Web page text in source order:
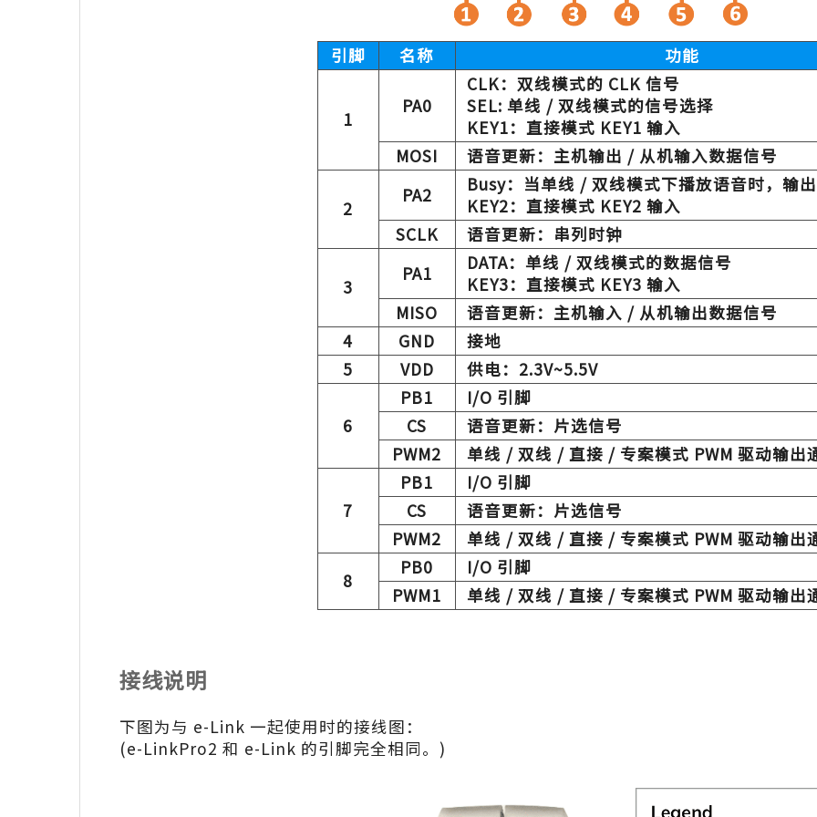
引脚 名称 功能
1
PA0
CLK：双线模式的 CLK 信号
SEL: 单线 / 双线模式的信号选择
KEY1：直接模式 KEY1 输入
MOSI
语音更新：主机输出 / 从机输入数据信号
2
PA2
Busy：当单线 / 双线模式下播放语音时，输
KEY2：直接模式 KEY2 输入
SCLK
语音更新：串列时钟
3
PA1
DATA：单线 / 双线模式的数据信号
KEY3：直接模式 KEY3 输入
MISO
语音更新：主机输入 / 从机输出数据信号
4
GND
接地
5
VDD 供电：2.3V~5.5V
6
PB1
I/O 引脚
CS
语音更新：片选信号
PWM2
单线 / 双线 / 直接 / 专案模式 PWM 驱动输出
7
PB1
I/O 引脚
CS
语音更新：片选信号
PWM2
单线 / 双线 / 直接 / 专案模式 PWM 驱动输出
8
PB0
I/O 引脚
PWM1
单线 / 双线 / 直接 / 专案模式 PWM 驱动输出
接线说明
下图为与 e-Link 一起使用时的接线图：
(e-LinkPro2 和 e-Link 的引脚完全相同。)